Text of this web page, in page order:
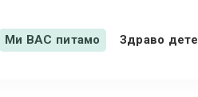
Ми ВАС питамо Здраво дете